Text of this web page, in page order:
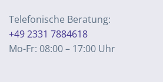
Telefonische Beratung:
+49 2331 7884618
Mo-Fr: 08:00 – 17:00 Uhr